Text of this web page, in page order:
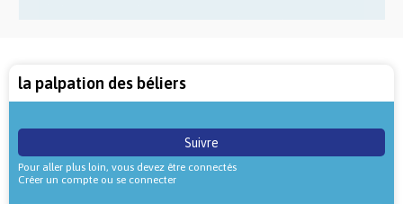
la palpation des béliers
Suivre
Pour aller plus loin, vous devez être connectés
Créer un compte ou se connecter